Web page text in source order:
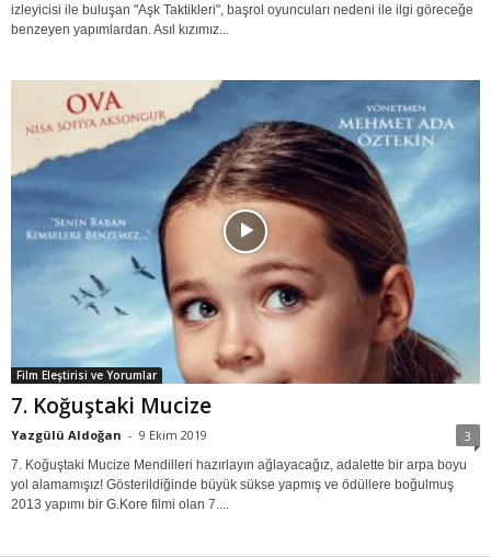
izleyicisi ile buluşan "Aşk Taktikleri", başrol oyuncuları nedeni ile ilgi göreceğe
benzeyen yapımlardan. Asıl kızımız...
Film Eleştirisi ve Yorumlar
7. Koğuştaki Mucize
Yazgülü Aldoğan - 9 Ekim 2019 3
7. Koğuştaki Mucize Mendilleri hazırlayın ağlayacağız, adalette bir arpa boyu
yol alamamışız! Gösterildiğinde büyük sükse yapmış ve ödüllere boğulmuş
2013 yapımı bir G.Kore filmi olan 7....